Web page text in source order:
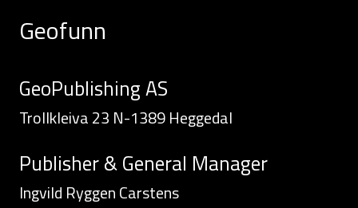
Geofunn
GeoPublishing AS
Trollkleiva 23 N-1389 Heggedal
Publisher & General Manager
Ingvild Ryggen Carstens